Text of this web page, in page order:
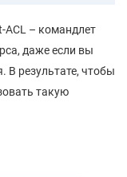
ACL – командлет
даже если вы
В результате, чтобы
такую